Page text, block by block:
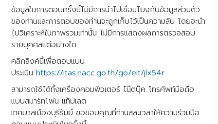
ข้อมูลในการตอบครั้งนี้ไม่มีการนำไปเชื่อมโยงกับข้อมูลส่วนตัว
ของท่านและการตอบของท่านจะถูกเก็บไว้เป็นความลับ โดยจะนำ
ไปวิเคราะห์ในภาพรวมเท่านั้น ไม่มีการแสดงผลการตรวจสอบ
รายบุคคลแต่อย่างใด
คลิกลิงค์นี้เพื่อตอบแบบ
ประเมิน https://itas.nacc.go.th/go/eit/jlx54r
สามารถใช้ได้ทั้งเครื่องคอมพิวเตอร์ โน๊ตบุ๊ค โทรศัพท์มือถือ
แบบสมาร์ทโฟน แท็ปเลต
เทศบาลเมืองบุรีรัมย์ ขอขอบคุณที่ท่านสละเวลาให้ความร่วมมือ